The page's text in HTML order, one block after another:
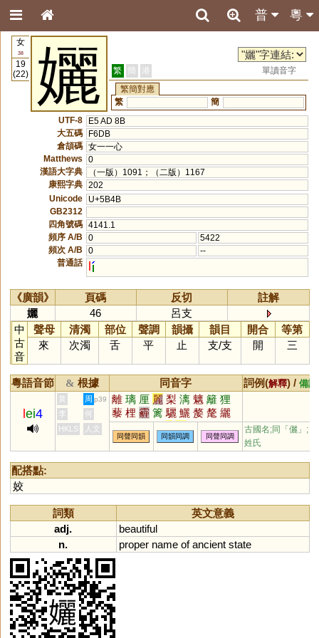
粵
普
女
38
19
(22)
孋 繁 簡 港
單讀音字
繁簡對應
繁
簡
UTF-8
E5 AD 8B
大五碼
F6DB
倉頡碼 女一一心
Matthews
0
漢語大字典
（一版）1091；（二版）1167
康熙字典 202
Unicode
U+5B4B
GB2312
四角號碼 4141.1
頻序 A/B
0
5422
頻次 A/B
0
--
普通話
l
《廣韻》 頁碼 反切
註解
孋
46
呂支
中
古
音
聲母 清濁 部位 聲調 韻攝 韻目 開合
等第
來
次濁 舌 平 止 支/支 開 三
粵語音節 & 根據 同音字 詞例(解釋) / 備註
ei4
黃 周 p39 離 璃 厘 麗 梨 漓 魑 籬 狸
藜 梩 霾 篱 驪 鱺 嫠 氂 纚
漦 灕 蘺 筣 杝 剺 犛 貍 琍
孷 樆 斄 釐 謧 鑗 蠫
李
何
HKLS
人文
同聲同韻 同韻同調 同聲同調
古國名;同「儷 」;
姓氏
配搭點:
姣
詞類
英文意義
adj.
beautiful
n.
proper name of ancient state